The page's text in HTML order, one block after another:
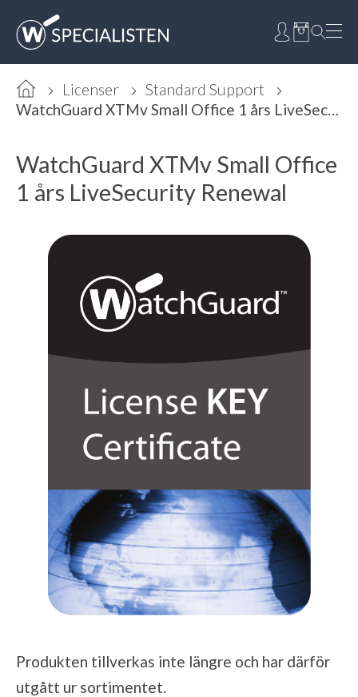
Licenser
Standard Support
WatchGuard XTMv Small Office 1 års LiveSecurity Renewal
WatchGuard XTMv Small Office
1 års LiveSecurity Renewal
Produkten tillverkas inte längre och har därför
utgått ur sortimentet.